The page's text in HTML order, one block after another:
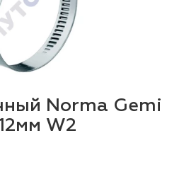
Norma Gemi
W2